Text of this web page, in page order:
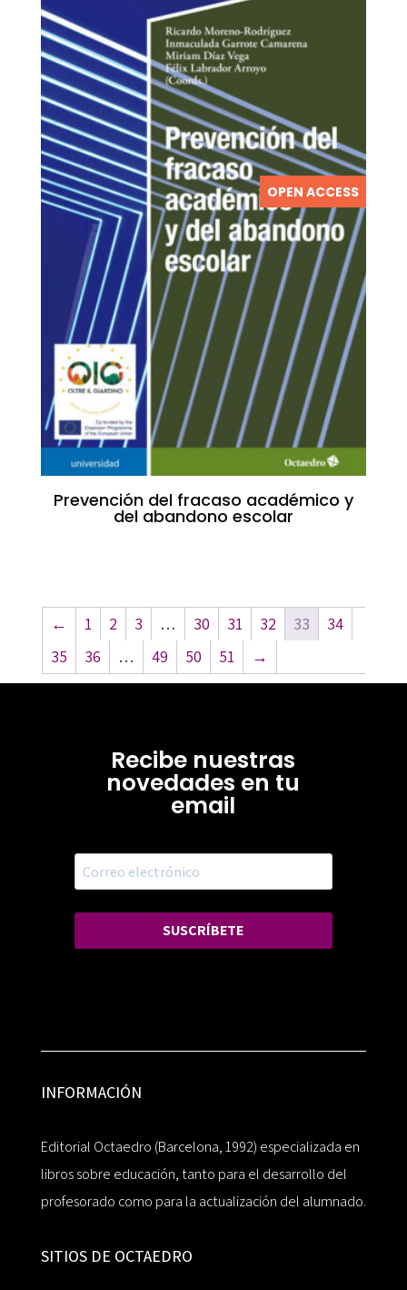
OPEN ACCESS
Prevención del fracaso académico y
del abandono escolar
← 1 2 3 … 30 31 32 33
34
35
36 … 49 50 51 →
Recibe nuestras
novedades en tu
email
SUSCRÍBETE
INFORMACIÓN
Editorial Octaedro (Barcelona, 1992) especializada en
libros sobre educación, tanto para el desarrollo del
profesorado como para la actualización del alumnado.
SITIOS DE OCTAEDRO